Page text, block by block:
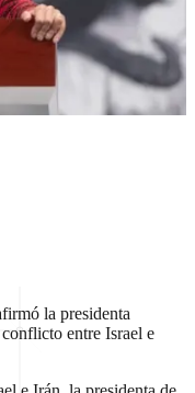
paz ante
e Irán
la presidenta
entre Israel e